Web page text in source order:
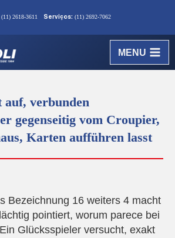
2618-3611 Serviços: (11) 2692-7062
MENU
auf, verbunden
gegenseitig vom Croupier,
Karten aufführen lasst
Bezeichnung 16 weiters 4 macht
pointiert, worum parece bei
Glücksspieler versucht, exakt